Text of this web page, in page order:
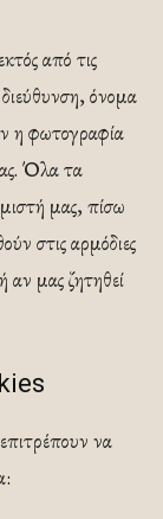
από τις
όνομα
η φωτογραφία
Όλα τα
μας, πίσω
στις αρμόδιες
αν μας ζητηθεί
να